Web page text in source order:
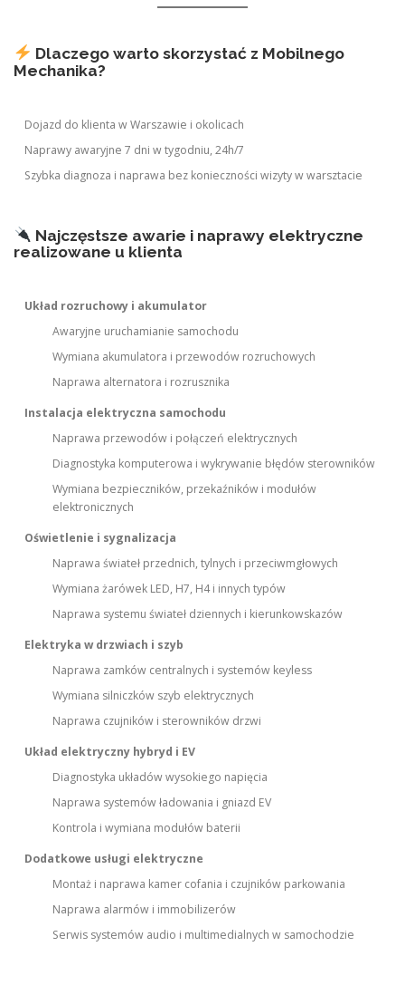
Dlaczego warto skorzystać z Mobilnego
Mechanika?
Dojazd do klienta w Warszawie i okolicach
Naprawy awaryjne 7 dni w tygodniu, 24h/7
Szybka diagnoza i naprawa bez konieczności wizyty w warsztacie
Najczęstsze awarie i naprawy elektryczne
realizowane u klienta
Układ rozruchowy i akumulator
Awaryjne uruchamianie samochodu
Wymiana akumulatora i przewodów rozruchowych
Naprawa alternatora i rozrusznika
Instalacja elektryczna samochodu
Naprawa przewodów i połączeń elektrycznych
Diagnostyka komputerowa i wykrywanie błędów sterowników
Wymiana bezpieczników, przekaźników i modułów
elektronicznych
Oświetlenie i sygnalizacja
Naprawa świateł przednich, tylnych i przeciwmgłowych
Wymiana żarówek LED, H7, H4 i innych typów
Naprawa systemu świateł dziennych i kierunkowskazów
Elektryka w drzwiach i szyb
Naprawa zamków centralnych i systemów keyless
Wymiana silniczków szyb elektrycznych
Naprawa czujników i sterowników drzwi
Układ elektryczny hybryd i EV
Diagnostyka układów wysokiego napięcia
Naprawa systemów ładowania i gniazd EV
Kontrola i wymiana modułów baterii
Dodatkowe usługi elektryczne
Montaż i naprawa kamer cofania i czujników parkowania
Naprawa alarmów i immobilizerów
Serwis systemów audio i multimedialnych w samochodzie